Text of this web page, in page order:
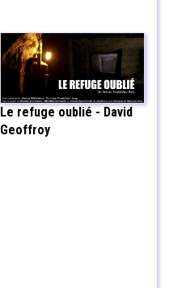
Le refuge oublié - David
Geoffroy